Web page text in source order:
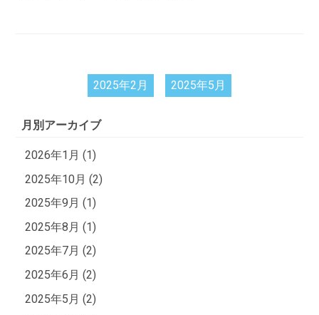
2025年2月 2025年5月
月別アーカイブ
2026年1月 (1)
2025年10月 (2)
2025年9月 (1)
2025年8月 (1)
2025年7月 (2)
2025年6月 (2)
2025年5月 (2)